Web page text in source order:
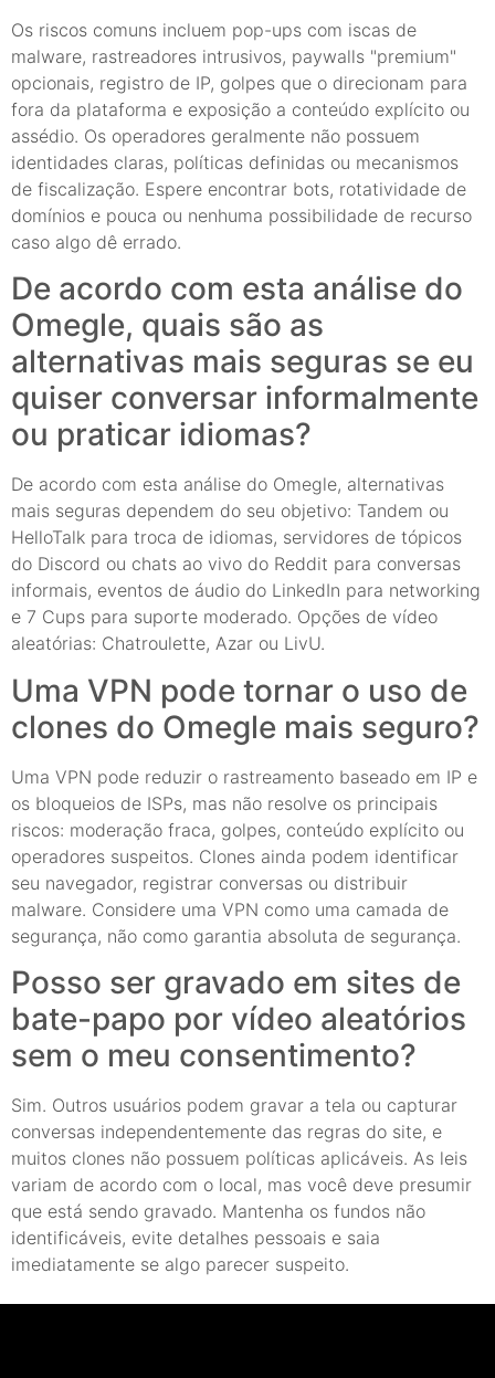
Os riscos comuns incluem pop-ups com iscas de
malware, rastreadores intrusivos, paywalls "premium"
opcionais, registro de IP, golpes que o direcionam para
fora da plataforma e exposição a conteúdo explícito ou
assédio. Os operadores geralmente não possuem
identidades claras, políticas definidas ou mecanismos
de fiscalização. Espere encontrar bots, rotatividade de
domínios e pouca ou nenhuma possibilidade de recurso
caso algo dê errado.
De acordo com esta análise do
Omegle, quais são as
alternativas mais seguras se eu
quiser conversar informalmente
ou praticar idiomas?
De acordo com esta análise do Omegle, alternativas
mais seguras dependem do seu objetivo: Tandem ou
HelloTalk para troca de idiomas, servidores de tópicos
do Discord ou chats ao vivo do Reddit para conversas
informais, eventos de áudio do LinkedIn para networking
e 7 Cups para suporte moderado. Opções de vídeo
aleatórias: Chatroulette, Azar ou LivU.
Uma VPN pode tornar o uso de
clones do Omegle mais seguro?
Uma VPN pode reduzir o rastreamento baseado em IP e
os bloqueios de ISPs, mas não resolve os principais
riscos: moderação fraca, golpes, conteúdo explícito ou
operadores suspeitos. Clones ainda podem identificar
seu navegador, registrar conversas ou distribuir
malware. Considere uma VPN como uma camada de
segurança, não como garantia absoluta de segurança.
Posso ser gravado em sites de
bate-papo por vídeo aleatórios
sem o meu consentimento?
Sim. Outros usuários podem gravar a tela ou capturar
conversas independentemente das regras do site, e
muitos clones não possuem políticas aplicáveis. As leis
variam de acordo com o local, mas você deve presumir
que está sendo gravado. Mantenha os fundos não
identificáveis, evite detalhes pessoais e saia
imediatamente se algo parecer suspeito.